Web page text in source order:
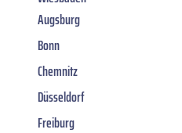
Augsburg
Bonn
Chemnitz
Düsseldorf
Freiburg